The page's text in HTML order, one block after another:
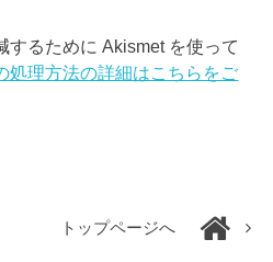
するために Akismet を使って
処理方法の詳細はこちらをご
トップページへ